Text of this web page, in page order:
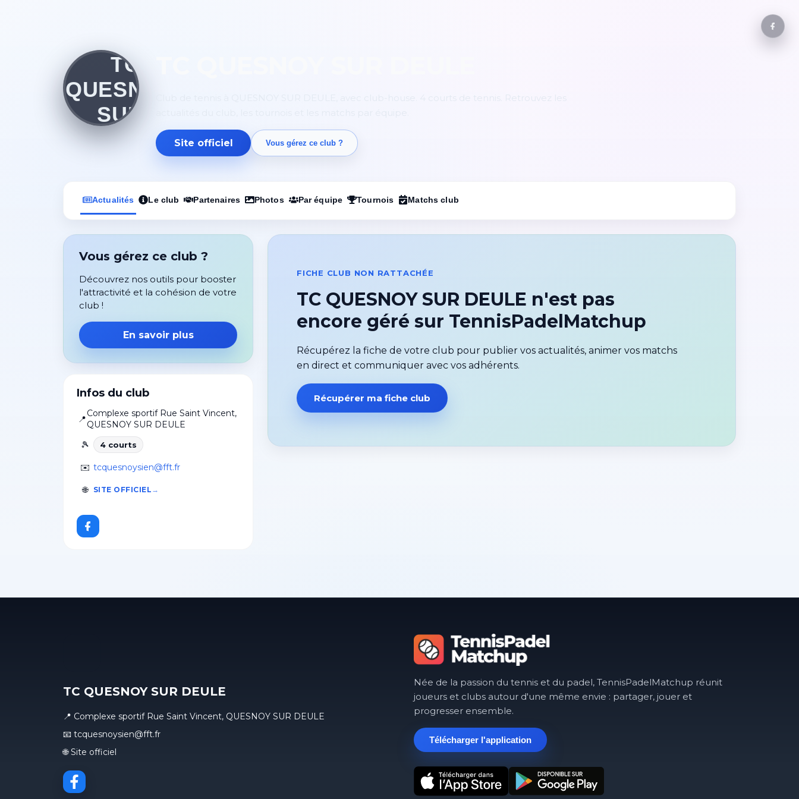
Site officiel Vous gérez ce club ?
Actualités Le club Partenaires Photos Par équipe Tournois Matchs club
Vous gérez ce club ?
Découvrez nos outils pour booster
l'attractivité et la cohésion de votre
club !
En savoir plus
Infos du club
📍
Complexe sportif Rue Saint Vincent,
QUESNOY SUR DEULE
🎾
4 courts
✉️ tcquesnoysien@fft.fr
🌐 SITE OFFICIEL
FICHE CLUB NON RATTACHÉE
TC QUESNOY SUR DEULE n'est pas
encore géré sur TennisPadelMatchup
Récupérez la fiche de votre club pour publier vos actualités, animer vos matchs
en direct et communiquer avec vos adhérents.
Récupérer ma fiche club
TC QUESNOY SUR DEULE
📍 Complexe sportif Rue Saint Vincent, QUESNOY SUR DEULE
📧 tcquesnoysien@fft.fr
🌐 Site officiel
Née de la passion du tennis et du padel, TennisPadelMatchup réunit
joueurs et clubs autour d'une même envie : partager, jouer et
progresser ensemble.
Télécharger l'application